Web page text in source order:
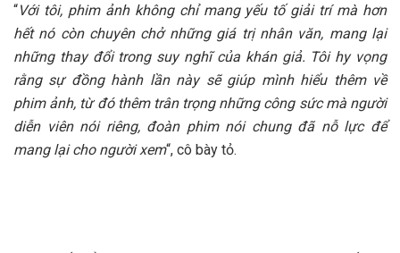
“Với tôi, phim ảnh không chỉ mang yếu tố giải trí mà hơn
hết nó còn chuyên chở những giá trị nhân văn, mang lại
những thay đổi trong suy nghĩ của khán giả. Tôi hy vọng
rằng sự đồng hành lần này sẽ giúp mình hiểu thêm về
phim ảnh, từ đó thêm trân trọng những công sức mà người
diễn viên nói riêng, đoàn phim nói chung đã nỗ lực để
mang lại cho người xem“, cô bày tỏ.